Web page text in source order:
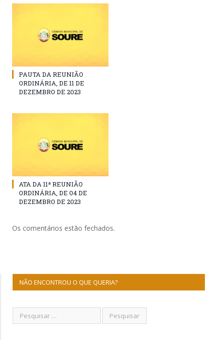
PAUTA DA REUNIÃO
ORDINÁRIA, DE 11 DE
DEZEMBRO DE 2023
ATA DA 11ª REUNIÃO
ORDINÁRIA, DE 04 DE
DEZEMBRO DE 2023
Os comentários estão fechados.
NÃO ENCONTROU O QUE QUERIA?